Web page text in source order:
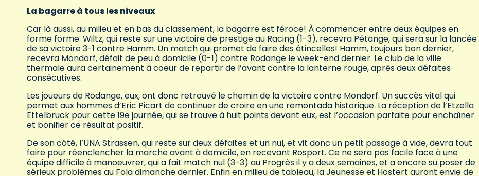
La bagarre à tous les niveaux
Car là aussi, au milieu et en bas du classement, la bagarre est féroce! À commencer entre deux équipes en
forme forme: Wiltz, qui reste sur une victoire de prestige au Racing (1-3), recevra Pétange, qui sera sur la lancée
de sa victoire 3-1 contre Hamm. Un match qui promet de faire des étincelles! Hamm, toujours bon dernier,
recevra Mondorf, défait de peu à domicile (0-1) contre Rodange le week-end dernier. Le club de la ville
thermale aura certainement à coeur de repartir de l’avant contre la lanterne rouge, après deux défaites
consécutives.
Les joueurs de Rodange, eux, ont donc retrouvé le chemin de la victoire contre Mondorf. Un succès vital qui
permet aux hommes d’Eric Picart de continuer de croire en une remontada historique. La réception de l’Etzella
Ettelbruck pour cette 19e journée, qui se trouve à huit points devant eux, est l’occasion parfaite pour enchaîner
et bonifier ce résultat positif.
De son côté, l’UNA Strassen, qui reste sur deux défaites et un nul, et vit donc un petit passage à vide, devra tout
faire pour réenclencher la marche avant à domicile, en recevant Rosport. Ce ne sera pas facile face à une
équipe difficile à manoeuvrer, qui a fait match nul (3-3) au Progrès il y a deux semaines, et a encore su poser de
sérieux problèmes au Fola dimanche dernier. Enfin en milieu de tableau, la Jeunesse et Hostert auront envie de